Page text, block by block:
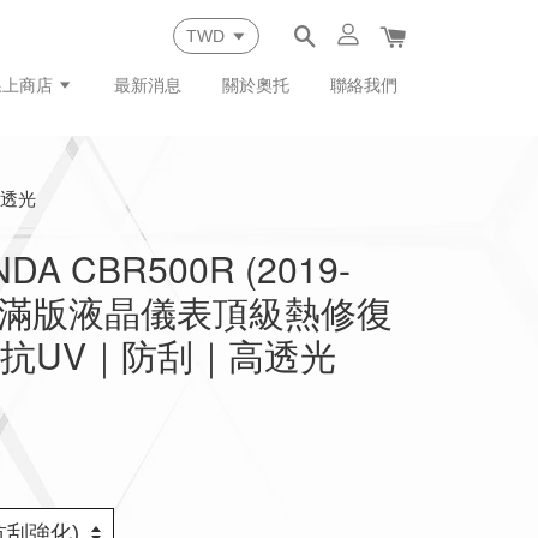
商店 最新消息 關於奧托 聯絡我們
光
CBR500R (2019-
版液晶儀表頂級熱修復
UV｜防刮｜高透光